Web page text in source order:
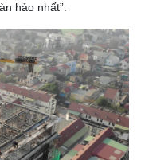
hảo nhất”.